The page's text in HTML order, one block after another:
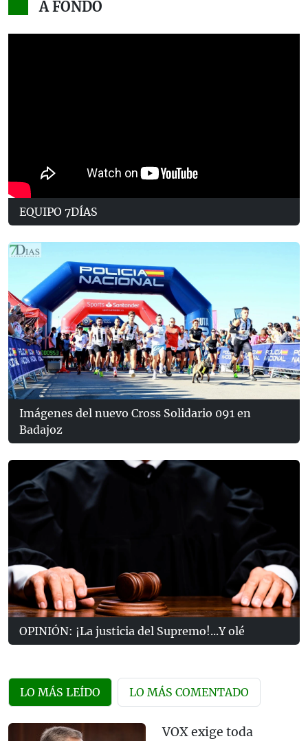
A FONDO
EQUIPO 7DÍAS
Imágenes del nuevo Cross Solidario 091 en
Badajoz
OPINIÓN: ¡La justicia del Supremo!...Y olé
LO MÁS LEÍDO LO MÁS COMENTADO
VOX exige toda